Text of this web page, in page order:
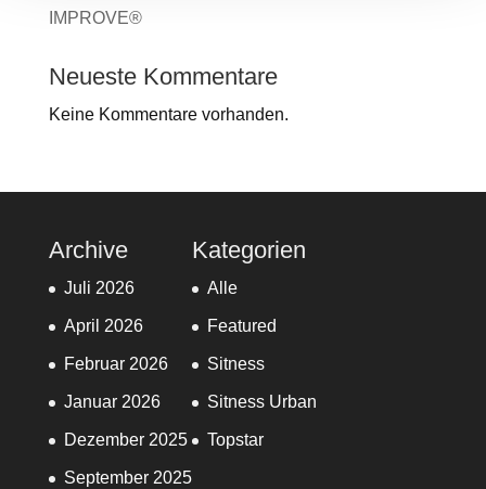
IMPROVE®
Neueste Kommentare
Keine Kommentare vorhanden.
Archive
Juli 2026
April 2026
Februar 2026
Januar 2026
Dezember 2025
September 2025
Kategorien
Alle
Featured
Sitness
Sitness Urban
Topstar